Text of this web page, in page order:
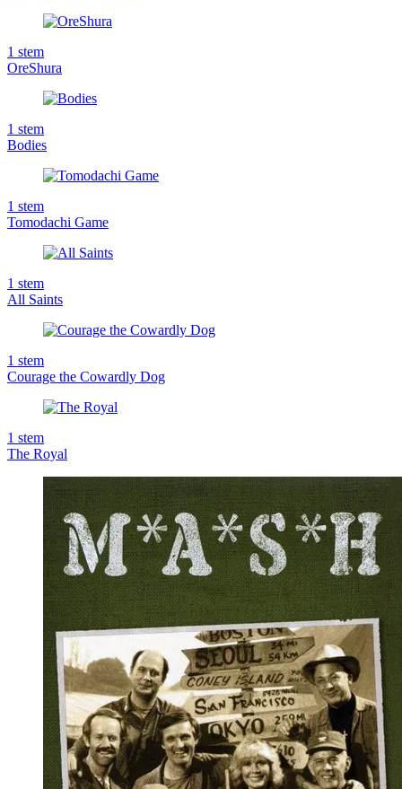
1 stem
OreShura
1 stem
Bodies
1 stem
Tomodachi Game
1 stem
All Saints
1 stem
Courage the Cowardly Dog
1 stem
The Royal